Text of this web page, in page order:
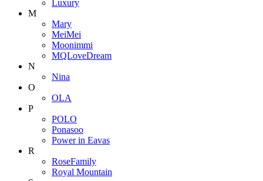
Luxury
M
Mary
MeiMei
Moonimmi
MQLoveDream
N
Nina
O
OLA
P
POLO
Ponasoo
Power in Eavas
R
RoseFamily
Royal Mountain